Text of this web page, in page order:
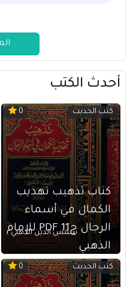
أحدث الكتب
كتب الحديث 0
كتاب تذهيب تهذيب
الكمال في أسماء
الرجال ج11 PDF للإمام
الذهبي
شمس الدين الذهبي
كتب الحديث 0